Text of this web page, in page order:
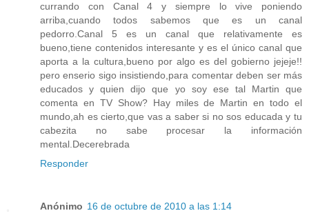
currando con Canal 4 y siempre lo vive poniendo
arriba,cuando todos sabemos que es un canal
pedorro.Canal 5 es un canal que relativamente es
bueno,tiene contenidos interesante y es el único canal que
aporta a la cultura,bueno por algo es del gobierno jejeje!!
pero enserio sigo insistiendo,para comentar deben ser más
educados y quien dijo que yo soy ese tal Martin que
comenta en TV Show? Hay miles de Martin en todo el
mundo,ah es cierto,que vas a saber si no sos educada y tu
cabezita no sabe procesar la información
mental.Decerebrada
Responder
Anónimo 16 de octubre de 2010 a las 1:14